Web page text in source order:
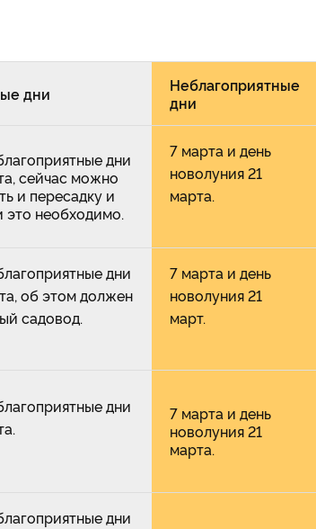
дни
Неблагоприятные
дни
дни
сейчас можно
и пересадку и
это необходимо.
7 марта и день
новолуния 21
марта.
дни
об этом должен
садовод.
7 марта и день
новолуния 21
март.
дни
7 марта и день
новолуния 21
марта.
дни